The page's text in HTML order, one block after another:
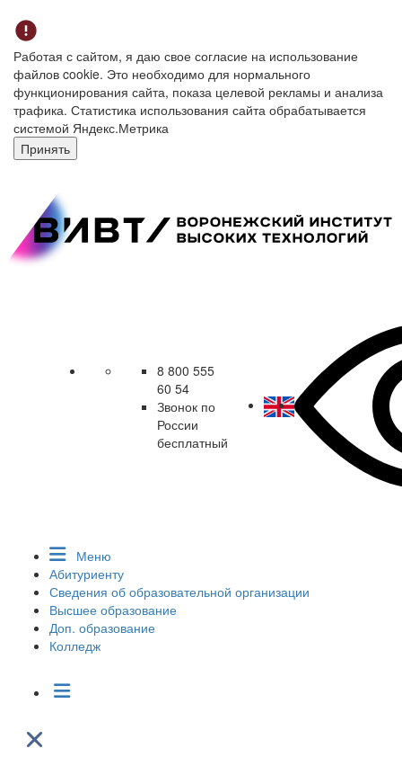
Работая с сайтом, я даю свое согласие на использование
файлов cookie. Это необходимо для нормального
функционирования сайта, показа целевой рекламы и анализа
трафика. Статистика использования сайта обрабатывается
системой Яндекс.Метрика
Принять
8 800 555
60 54
Звонок по
России
бесплатный
Меню
Абитуриенту
Сведения об образовательной организации
Высшее образование
Доп. образование
Колледж